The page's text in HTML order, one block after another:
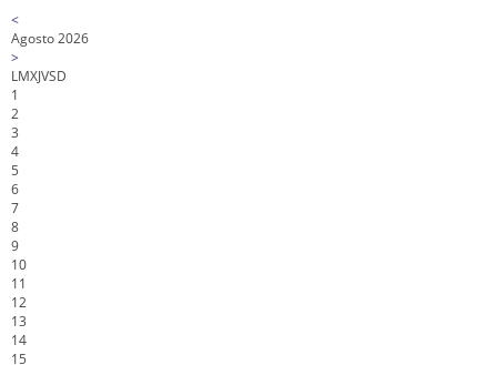
<
Agosto 2026
>
LMXJVSD
1
2
3
4
5
6
7
8
9
10
11
12
13
14
15